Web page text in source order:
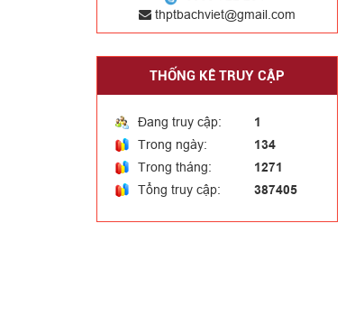
thptbachviet@gmail.com
THỐNG KÊ TRUY CẬP
Đang truy cập:
1
Trong ngày:
134
Trong tháng:
1271
Tổng truy cập:
387405